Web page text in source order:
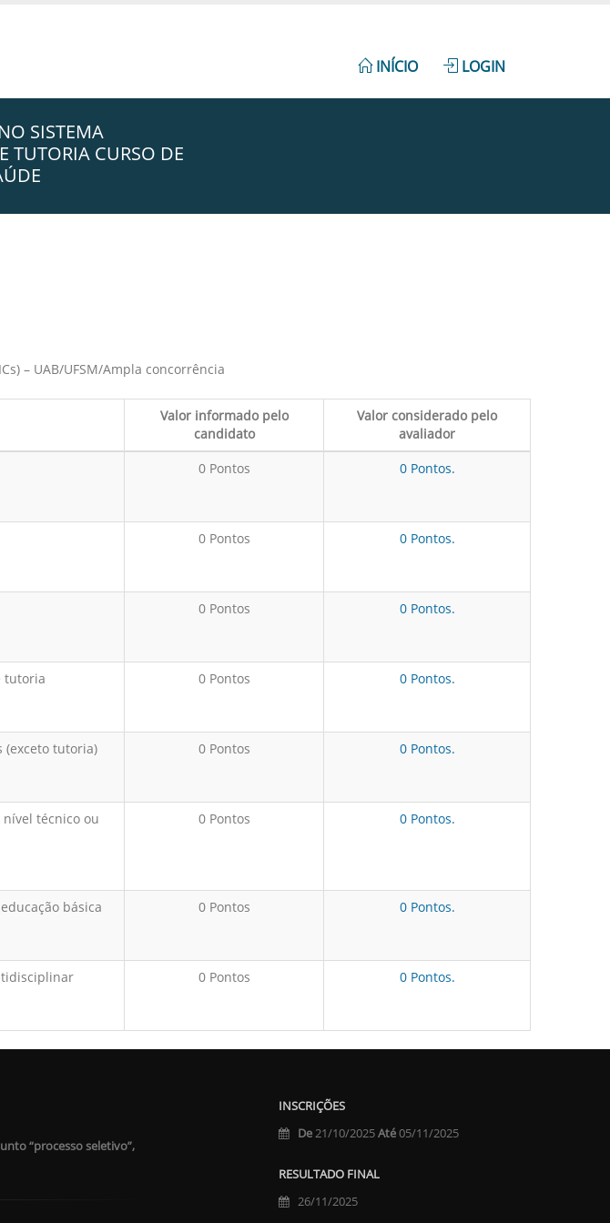
INÍCIO LOGIN
SISTEMA
TUTORIA CURSO DE
– UAB/UFSM/Ampla concorrência
Valor informado pelo
candidato
Valor considerado pelo
avaliador
0 Pontos 0 Pontos.
0 Pontos 0 Pontos.
0 Pontos 0 Pontos.
tutoria 0 Pontos 0 Pontos.
(exceto tutoria) 0 Pontos 0 Pontos.
técnico ou
0 Pontos 0 Pontos.
básica 0 Pontos 0 Pontos.
0 Pontos 0 Pontos.
“processo seletivo”,
INSCRIÇÕES
De21/10/2025Até05/11/2025
RESULTADO FINAL
26/11/2025